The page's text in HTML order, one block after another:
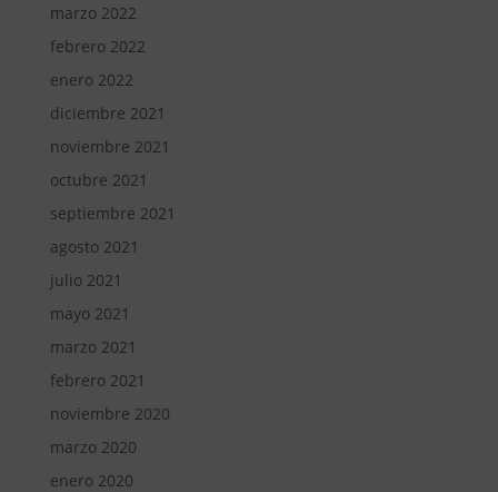
marzo 2022
febrero 2022
enero 2022
diciembre 2021
noviembre 2021
octubre 2021
septiembre 2021
agosto 2021
julio 2021
mayo 2021
marzo 2021
febrero 2021
noviembre 2020
marzo 2020
enero 2020